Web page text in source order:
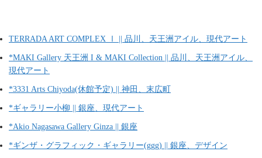
TERRADA ART COMPLEX Ⅰ || 品川、天王洲アイル、現代アート
*MAKI Gallery 天王洲 I & MAKI Collection || 品川、天王洲アイル、
現代アート
*3331 Arts Chiyoda(休館予定) || 神田、末広町
*ギャラリー小柳 || 銀座、現代アート
*Akio Nagasawa Gallery Ginza || 銀座
*ギンザ・グラフィック・ギャラリー(ggg) || 銀座、デザイン